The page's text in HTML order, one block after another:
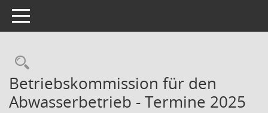
Toggle navigation
Rechercheauswahl
Betriebskommission für den
Abwasserbetrieb - Termine 2025